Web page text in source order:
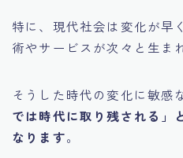
特に、現代社会は変化が早
術やサービスが次々と生ま
そうした時代の変化に敏感
では時代に取り残される」
なります。